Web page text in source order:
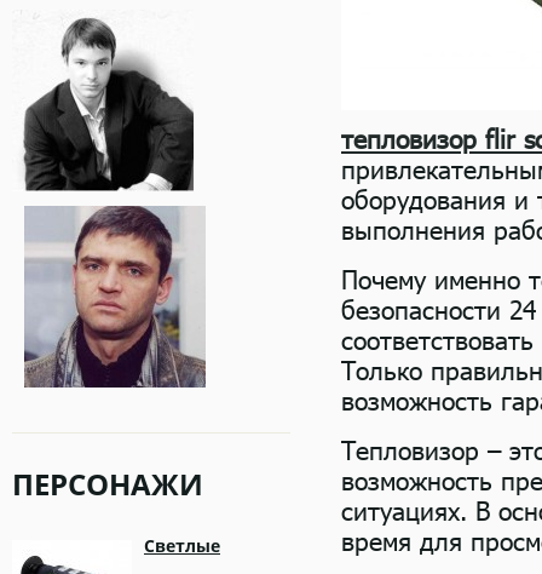
ПЕРСОНАЖИ
Светлые
тепловизор flir
оборудования и
выполнения
Почему именно
безопасности
Только
возможность
Тепловизор –
возможность
ситуациях. В
время для